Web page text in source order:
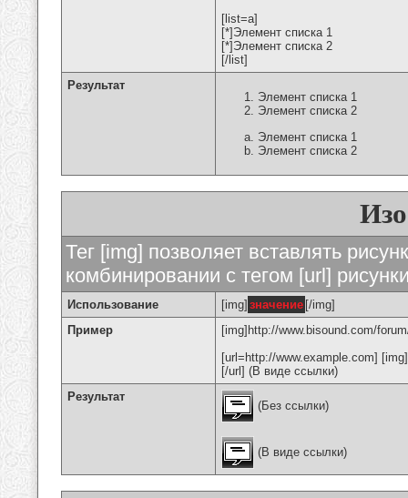
[list=a]
[*]Элемент списка 1
[*]Элемент списка 2
[/list]
Результат
Элемент списка 1
Элемент списка 2
Элемент списка 1
Элемент списка 2
Тег [img] позволяет вставлять
комбинировании с тегом [url]
Использование [img] значение [/img]
Пример
[img]http://www.bisound.com/
[url=http://www.example.com]
[/url] (В виде ссылки)
Результат
(Без ссылки)
(В виде ссылки)